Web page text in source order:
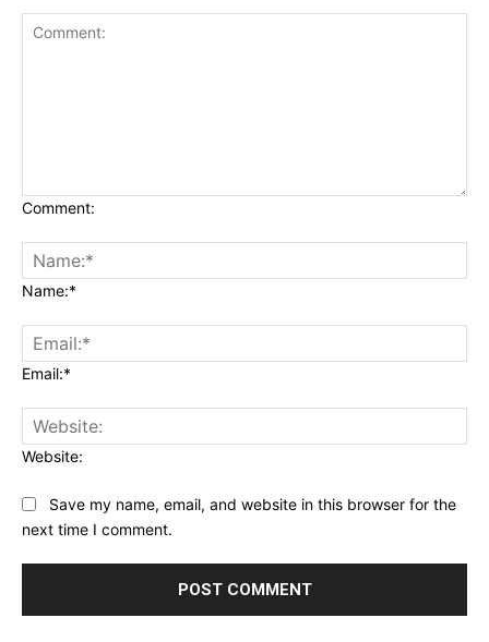
Comment:
Name:*
Email:*
Website:
Save my name, email, and website in this browser for the
next time I comment.